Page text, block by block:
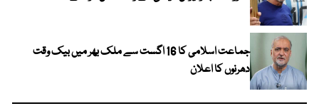
جماعت اسلامی کا 16 اگست سے ملک بھر میں بیک وقت
دھرنوں کا اعلان